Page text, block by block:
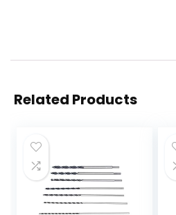
Related Products